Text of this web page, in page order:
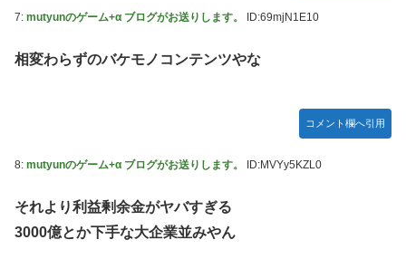
突進してきた牛を跳び越えたら、牛が固まって動かなくなっ
【櫻坂46】村山美羽、まさかの場所で見つかる
46】
7: mutyunのゲーム+α ブログがお送りします。 ID:69mjN1E10
相変わらずのバケモノコンテンツやな
コメント欄へ引用
8: mutyunのゲーム+α ブログがお送りします。 ID:MVYy5KZL0
それより利益剰余金がヤバすぎる
3000億とか下手な大企業並みやん